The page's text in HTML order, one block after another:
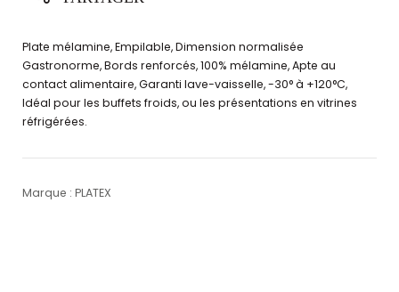
Plate mélamine, Empilable, Dimension normalisée
Gastronorme, Bords renforcés, 100% mélamine, Apte au
contact alimentaire, Garanti lave-vaisselle, -30° à +120°C,
Idéal pour les buffets froids, ou les présentations en vitrines
réfrigérées.
Marque : PLATEX